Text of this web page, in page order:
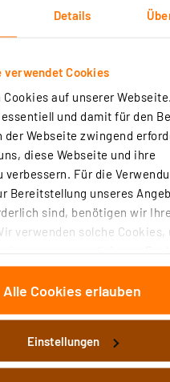
Details
verwendet Cookies
auf unserer
und damit für den
Webseite zwingend
diese Webseite und ihre
verbessern. Für die
Bereitstellung unseres
sind, benötigen wir Ihre
verwenden solche Cookies,
anbieten zu können und
zu analysieren. Außerdem
für soziale Medien,
Unsere Partner führen diese
mit weiteren
Alle Cookies erlauben
Einstellungen
4-fach, Connect
Informationen zu